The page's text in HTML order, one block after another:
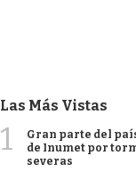
Las Más Vistas
1
Gran parte del
de Inumet por
severas